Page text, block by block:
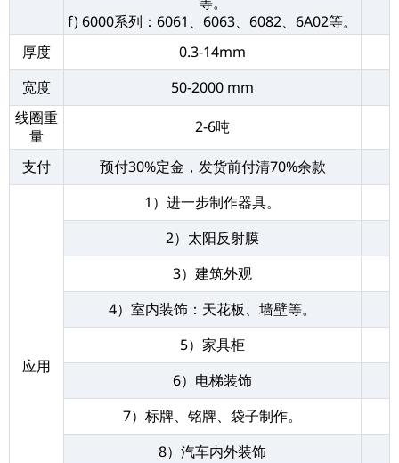
f) 6000系列：6061、6063、6082、6A02等。
厚度
0.3-14mm
宽度
50-2000 mm
线圈重
量
2-6吨
支付 预付30%定金，发货前付清70%余款
应用
1）进一步制作器具。
2）太阳反射膜
3）建筑外观
4）室内装饰：天花板、墙壁等。
5）家具柜
6）电梯装饰
7）标牌、铭牌、袋子制作。
8）汽车内外装饰